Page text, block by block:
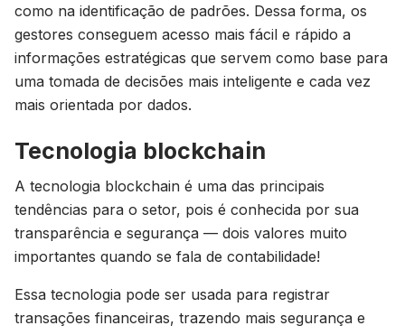
como na identificação de padrões. Dessa forma, os
gestores conseguem acesso mais fácil e rápido a
informações estratégicas que servem como base para
uma tomada de decisões mais inteligente e cada vez
mais orientada por dados.
Tecnologia blockchain
A tecnologia blockchain é uma das principais
tendências para o setor, pois é conhecida por sua
transparência e segurança — dois valores muito
importantes quando se fala de contabilidade!
Essa tecnologia pode ser usada para registrar
transações financeiras, trazendo mais segurança e